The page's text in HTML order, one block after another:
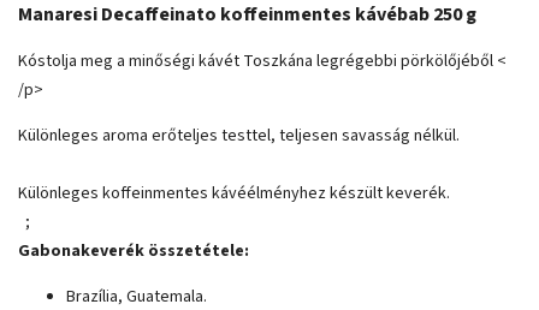
Manaresi Decaffeinato koffeinmentes kávébab 250 g
Kóstolja meg a minőségi kávét Toszkána legrégebbi pörkölőjéből <
/p>
Különleges aroma erőteljes testtel, teljesen savasság nélkül.
Különleges koffeinmentes kávéélményhez készült keverék.
;
Gabonakeverék összetétele:
Brazília, Guatemala.